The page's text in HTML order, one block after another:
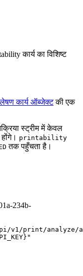
कार्य का विशिष्ट
कार्य ऑब्जेक्टकी एक
स्ट्रीम में केवल
printability
तक पहुँचता है।
234b-
v1/print/analyze/